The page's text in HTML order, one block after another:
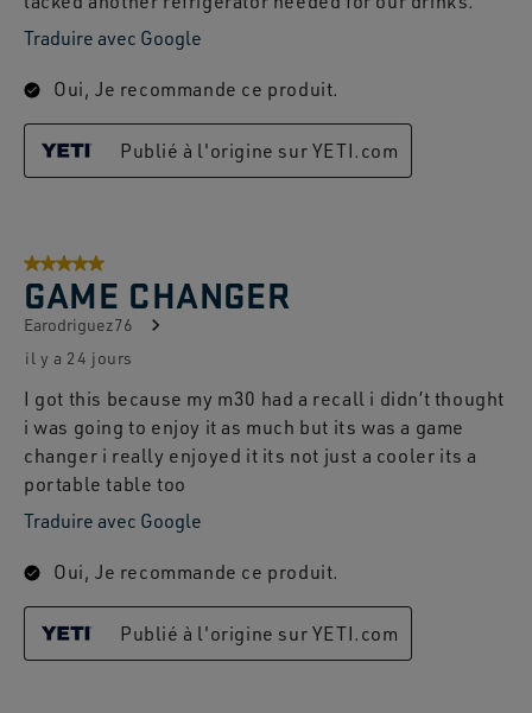
Traduire avec Google
Oui, Je recommande ce produit.
Publié à l'origine sur YETI.com
5 sur 5 étoiles.
GAME CHANGER
Earodriguez76
il y a 24 jours
I got this because my m30 had a recall i didn’t thought
i was going to enjoy it as much but its was a game
changer i really enjoyed it its not just a cooler its a
portable table too
Traduire avec Google
Oui, Je recommande ce produit.
Publié à l'origine sur YETI.com